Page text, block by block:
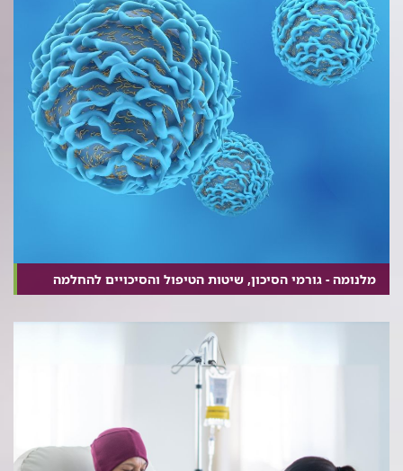
מלנומה - גורמי הסיכון, שיטות הטיפול והסיכויים להחלמה